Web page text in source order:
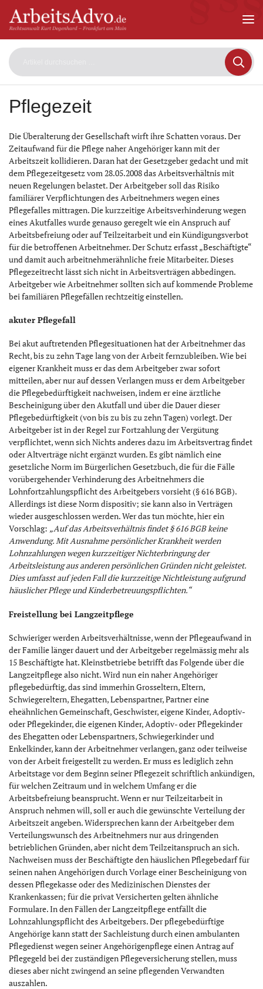
Kurt
Pflegezeit
Die Überalterung der Gesellschaft wirft ihre Schatten voraus. Der
Zeitaufwand für die Pflege naher Angehöriger kann mit der
Arbeitszeit kollidieren. Daran hat der Gesetzgeber gedacht und mit
dem Pflegezeitgesetz vom 28.05.2008 das Arbeitsverhältnis mit
neuen Regelungen belastet. Der Arbeitgeber soll das Risiko
familiärer Verpflichtungen des Arbeitnehmers wegen eines
Pflegefalles mittragen. Die kurzzeitige Arbeitsverhinderung wegen
eines Akutfalles wurde genauso geregelt wie ein Anspruch auf
Arbeitsbefreiung oder auf Teilzeitarbeit und ein Kündigungsverbot
für die betroffenen Arbeitnehmer. Der Schutz erfasst „Beschäftigte“
und damit auch arbeitnehmerähnliche freie Mitarbeiter. Dieses
Pflegezeitrecht lässt sich nicht in Arbeitsverträgen abbedingen.
Arbeitgeber wie Arbeitnehmer sollten sich auf kommende Probleme
bei familiären Pflegefällen rechtzeitig einstellen.
akuter Pflegefall
Bei akut auftretenden Pflegesituationen hat der Arbeitnehmer das
Recht, bis zu zehn Tage lang von der Arbeit fernzubleiben. Wie bei
eigener Krankheit muss er das dem Arbeitgeber zwar sofort
mitteilen, aber nur auf dessen Verlangen muss er dem Arbeitgeber
die Pflegebedürftigkeit nachweisen, indem er eine ärztliche
Bescheinigung über den Akutfall und über die Dauer dieser
Pflegebedürftigkeit (von bis zu bis zu zehn Tagen) vorlegt. Der
Arbeitgeber ist in der Regel zur Fortzahlung der Vergütung
verpflichtet, wenn sich Nichts anderes dazu im Arbeitsvertrag findet
oder Altverträge nicht ergänzt wurden. Es gibt nämlich eine
gesetzliche Norm im Bürgerlichen Gesetzbuch, die für die Fälle
vorübergehender Verhinderung des Arbeitnehmers die
Lohnfortzahlungspflicht des Arbeitgebers vorsieht (§ 616 BGB).
Allerdings ist diese Norm dispositiv; sie kann also in Verträgen
wieder ausgeschlossen werden. Wer das tun möchte, hier ein
Vorschlag: „Auf das Arbeitsverhältnis findet § 616 BGB keine
Anwendung. Mit Ausnahme persönlicher Krankheit werden
Lohnzahlungen wegen kurzzeitiger Nichterbringung der
Arbeitsleistung aus anderen persönlichen Gründen nicht geleistet.
Dies umfasst auf jeden Fall die kurzzeitige Nichtleistung aufgrund
häuslicher Pflege und Kinderbetreuungspflichten.“
Freistellung bei Langzeitpflege
Schwieriger werden Arbeitsverhältnisse, wenn der Pflegeaufwand in
der Familie länger dauert und der Arbeitgeber regelmässig mehr als
15 Beschäftigte hat. Kleinstbetriebe betrifft das Folgende über die
Langzeitpflege also nicht. Wird nun ein naher Angehöriger
pflegebedürftig, das sind immerhin Grosseltern, Eltern,
Schwiegereltern, Ehegatten, Lebenspartner, Partner eine
eheähnlichen Gemeinschaft, Geschwister, eigene Kinder, Adoptiv-
oder Pflegekinder, die eigenen Kinder, Adoptiv- oder Pflegekinder
des Ehegatten oder Lebenspartners, Schwiegerkinder und
Enkelkinder, kann der Arbeitnehmer verlangen, ganz oder teilweise
von der Arbeit freigestellt zu werden. Er muss es lediglich zehn
Arbeitstage vor dem Beginn seiner Pflegezeit schriftlich ankündigen,
für welchen Zeitraum und in welchem Umfang er die
Arbeitsbefreiung beansprucht. Wenn er nur Teilzeitarbeit in
Anspruch nehmen will, soll er auch die gewünschte Verteilung der
Arbeitszeit angeben. Widersprechen kann der Arbeitgeber dem
Verteilungswunsch des Arbeitnehmers nur aus dringenden
betrieblichen Gründen, aber nicht dem Teilzeitanspruch an sich.
Nachweisen muss der Beschäftigte den häuslichen Pflegebedarf für
seinen nahen Angehörigen durch Vorlage einer Bescheinigung von
dessen Pflegekasse oder des Medizinischen Dienstes der
Krankenkassen; für die privat Versicherten gelten ähnliche
Formulare. In den Fällen der Langzeitpflege entfällt die
Lohnzahlungspflicht des Arbeitgebers. Der pflegebedürftige
Angehörige kann statt der Sachleistung durch einen ambulanten
Pflegedienst wegen seiner Angehörigenpflege einen Antrag auf
Pflegegeld bei der zuständigen Pflegeversicherung stellen, muss
dieses aber nicht zwingend an seine pflegenden Verwandten
auszahlen.